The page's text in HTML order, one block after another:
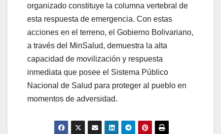
organizado constituye la columna vertebral de
esta respuesta de emergencia. Con estas
acciones en el terreno, el Gobierno Bolivariano,
a través del MinSalud, demuestra la alta
capacidad de movilización y respuesta
inmediata que posee el Sistema Público
Nacional de Salud para proteger al pueblo en
momentos de adversidad.